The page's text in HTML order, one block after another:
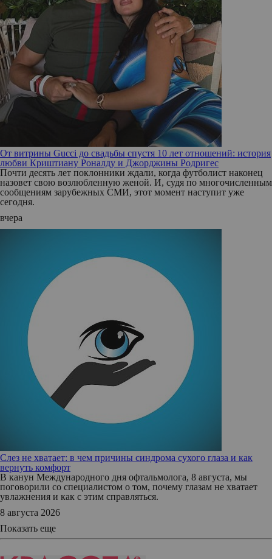
От витрины Gucci до свадьбы спустя 10 лет отношений: история
любви Криштиану Роналду и Джорджины Родригес
Почти десять лет поклонники ждали, когда футболист наконец
назовет свою возлюбленную женой. И, судя по многочисленным
сообщениям зарубежных СМИ, этот момент наступит уже
сегодня.
вчера
Слез не хватает: в чем причины синдрома сухого глаза и как
вернуть комфорт
В канун Международного дня офтальмолога, 8 августа, мы
поговорили со специалистом о том, почему глазам не хватает
увлажнения и как с этим справляться.
8 августа 2026
Показать еще